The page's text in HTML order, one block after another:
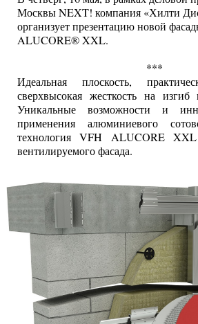
Москвы NEXT! компания «Хилти
организует презентацию новой
ALUCORE® XXL.
***
Идеальная плоскость,
сверхвысокая жесткость на
Уникальные возможности и
применения алюминиевого
технология VFH ALUCORE
вентилируемого фасада.